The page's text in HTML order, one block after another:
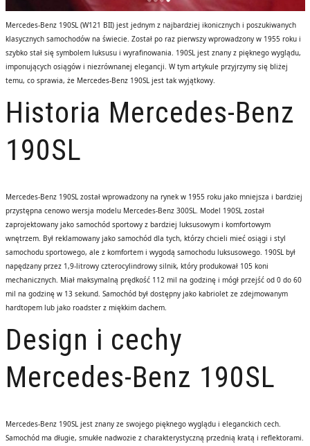
Mercedes-Benz 190SL (W121 BII) jest jednym z najbardziej ikonicznych i poszukiwanych
klasycznych samochodów na świecie. Został po raz pierwszy wprowadzony w 1955 roku i
szybko stał się symbolem luksusu i wyrafinowania. 190SL jest znany z pięknego wyglądu,
imponujących osiągów i niezrównanej elegancji. W tym artykule przyjrzymy się bliżej
temu, co sprawia, że Mercedes-Benz 190SL jest tak wyjątkowy.
Historia Mercedes-Benz
190SL
Mercedes-Benz 190SL został wprowadzony na rynek w 1955 roku jako mniejsza i bardziej
przystępna cenowo wersja modelu Mercedes-Benz 300SL. Model 190SL został
zaprojektowany jako samochód sportowy z bardziej luksusowym i komfortowym
wnętrzem. Był reklamowany jako samochód dla tych, którzy chcieli mieć osiągi i styl
samochodu sportowego, ale z komfortem i wygodą samochodu luksusowego. 190SL był
napędzany przez 1,9-litrowy czterocylindrowy silnik, który produkował 105 koni
mechanicznych. Miał maksymalną prędkość 112 mil na godzinę i mógł przejść od 0 do 60
mil na godzinę w 13 sekund. Samochód był dostępny jako kabriolet ze zdejmowanym
hardtopem lub jako roadster z miękkim dachem.
Design i cechy
Mercedes-Benz 190SL
Mercedes-Benz 190SL jest znany ze swojego pięknego wyglądu i eleganckich cech.
Samochód ma długie, smukłe nadwozie z charakterystyczną przednią kratą i reflektorami.